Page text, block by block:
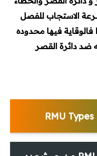
الاستجاب للفصل
أسرع وادق , وأما فى R.M.U فالوقاية فيها محدوده
ضد دائرة القصر